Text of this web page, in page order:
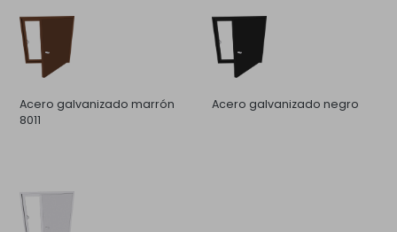
Acero galvanizado marrón
8011
Acero galvanizado negro